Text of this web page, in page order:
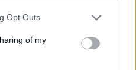
uses one or more Google
behaviour. You may click to
and its third-party tags to
purposes in below Google
Opt Outs
of my
arab kávét és
dukál. Mi voltunk a